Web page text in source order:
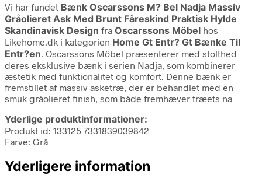
Vi har fundet Bænk Oscarssons M? Bel Nadja Massiv
Gråolieret Ask Med Brunt Fåreskind Praktisk Hylde
Skandinavisk Design fra Oscarssons Möbel hos
Likehome.dk i kategorien Home Gt Entr? Gt Bænke Til
Entr?en. Oscarssons Möbel præsenterer med stolthed
deres eksklusive bænk i serien Nadja, som kombinerer
æstetik med funktionalitet og komfort. Denne bænk er
fremstillet af massiv asketræ, der er behandlet med en
smuk gråolieret finish, som både fremhæver træets na
Yderlige produktinformationer:
Produkt id: 133125 7331839039842
Farve: Grå
Yderligere information